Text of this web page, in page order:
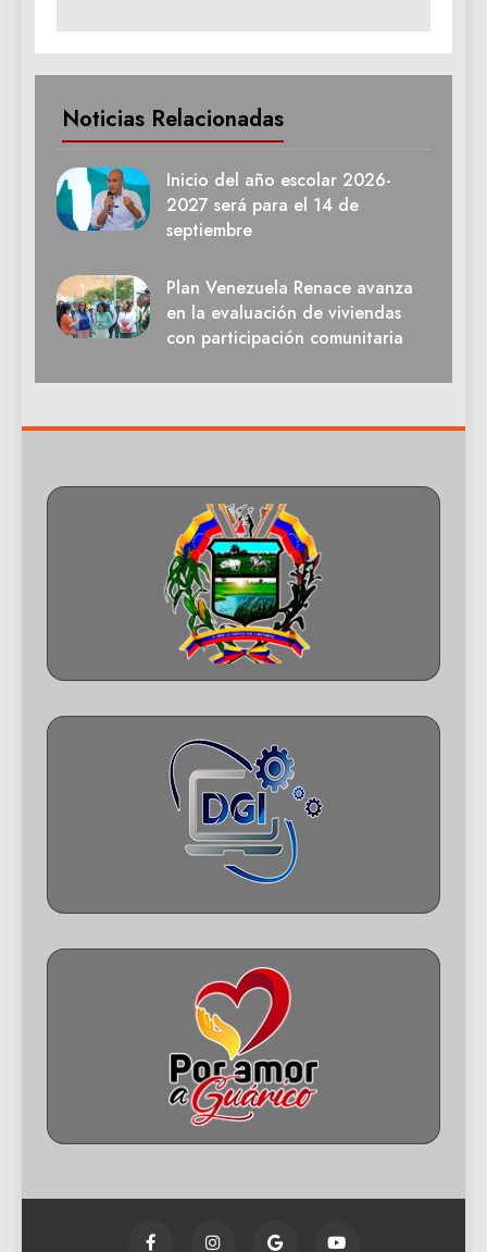
Noticias Relacionadas
Inicio del año escolar 2026-
2027 será para el 14 de
septiembre
Plan Venezuela Renace avanza
en la evaluación de viviendas
con participación comunitaria